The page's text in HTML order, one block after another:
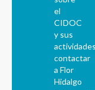
el
CIDOC
y sus
contactar
a Flor
Hidalgo